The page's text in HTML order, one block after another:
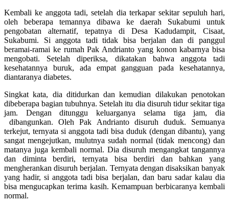
Kembali ke anggota tadi, setelah dia terkapar sekitar sepuluh hari,
oleh beberapa temannya dibawa ke daerah Sukabumi untuk
pengobatan alternatif, tepatnya di Desa Kadudampit, Cisaat,
Sukabumi. Si anggota tadi tidak bisa berjalan dan di panggul
beramai-ramai ke rumah Pak Andrianto yang konon kabarnya bisa
mengobati. Setelah diperiksa, dikatakan bahwa anggota tadi
kesehatannya buruk, ada empat gangguan pada kesehatannya,
diantaranya diabetes.
Singkat kata, dia ditidurkan dan kemudian dilakukan penotokan
dibeberapa bagian tubuhnya. Setelah itu dia disuruh tidur sekitar tiga
jam. Dengan ditunggu keluarganya selama tiga jam, dia
dibangunkan. Oleh Pak Andrianto disuruh duduk. Semuanya
terkejut, ternyata si anggota tadi bisa duduk (dengan dibantu), yang
sangat mengejutkan, mulutnya sudah normal (tidak mencong) dan
matanya juga kembali normal. Dia disuruh mengangkat tangannya
dan diminta berdiri, ternyata bisa berdiri dan bahkan yang
mengherankan disuruh berjalan. Ternyata dengan disaksikan banyak
yang hadir, si anggota tadi bisa berjalan, dan baru sadar kalau dia
bisa mengucapkan terima kasih. Kemampuan berbicaranya kembali
normal.